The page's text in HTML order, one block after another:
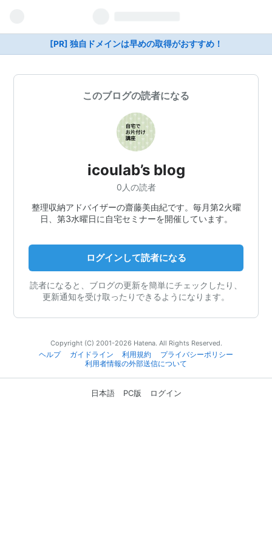
[PR] 独自ドメインは早めの取得がおすすめ！
このブログの読者になる
icoulab’s blog
0人の読者
整理収納アドバイザーの齋藤美由紀です。毎月第2火曜
日、第3水曜日に自宅セミナーを開催しています。
ログインして読者になる
読者になると、ブログの更新を簡単にチェックしたり、
更新通知を受け取ったりできるようになります。
Copyright (C) 2001-2026 Hatena. All Rights Reserved.
ヘルプ
ガイドライン 利用規約
プライバシーポリシー
利用者情報の外部送信について
日本語 PC版 ログイン